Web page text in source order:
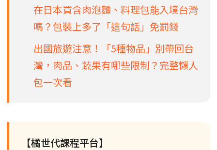
在日本買含肉泡麵、料理包能入境台灣
嗎？包裝上多了「這句話」免罰錢
出國旅遊注意！「5種物品」別帶回台
灣，肉品、蔬果有哪些限制？完整懶人
包一次看
【橘世代課程平台】